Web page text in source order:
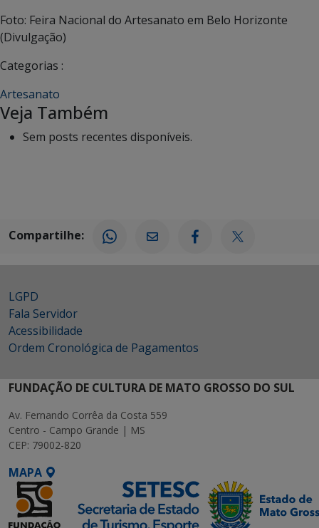
Foto: Feira Nacional do Artesanato em Belo Horizonte
(Divulgação)
Categorias :
Artesanato
Veja Também
Sem posts recentes disponíveis.
Compartilhe:
LGPD
Fala Servidor
Acessibilidade
Ordem Cronológica de Pagamentos
FUNDAÇÃO DE CULTURA DE MATO GROSSO DO SUL
Av. Fernando Corrêa da Costa 559
Centro - Campo Grande | MS
CEP: 79002-820
MAPA